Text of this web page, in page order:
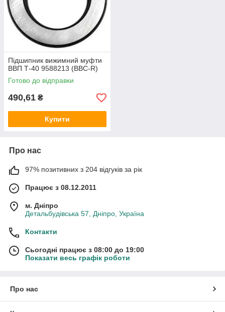
Підшипник вижимний муфти
ВВП Т-40 9588213 (BBC-R)
Готово до відправки
490,61 ₴
Купити
Про нас
97% позитивних з 204 відгуків за рік
Працює з 08.12.2011
м. Дніпро
Детальбудівська 57, Дніпро, Україна
Контакти
Сьогодні працює з 08:00 до 19:00
Показати весь графік роботи
Про нас